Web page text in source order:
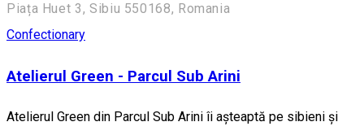
Piața Huet 3, Sibiu 550168, Romania
Confectionary
Atelierul Green - Parcul Sub Arini
Atelierul Green din Parcul Sub Arini îi așteaptă pe sibieni și